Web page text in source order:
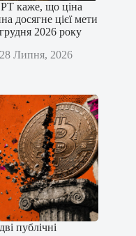
каже, що ціна
досягне цієї мети
2026 року
28 Липня, 2026
публічні